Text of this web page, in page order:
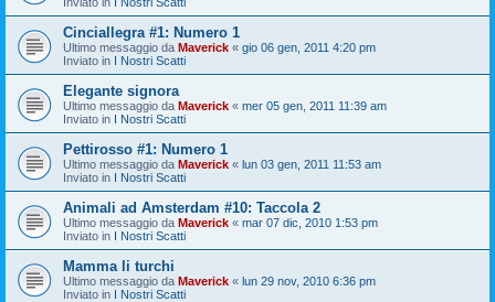
Cinciallegra #1: Numero 1
Ultimo messaggio da Maverick « gio 06 gen, 2011 4:20 pm
Inviato in I Nostri Scatti
Elegante signora
Ultimo messaggio da Maverick « mer 05 gen, 2011 11:39 am
Inviato in I Nostri Scatti
Pettirosso #1: Numero 1
Ultimo messaggio da Maverick « lun 03 gen, 2011 11:53 am
Inviato in I Nostri Scatti
Animali ad Amsterdam #10: Taccola 2
Ultimo messaggio da Maverick « mar 07 dic, 2010 1:53 pm
Inviato in I Nostri Scatti
Mamma li turchi
Ultimo messaggio da Maverick « lun 29 nov, 2010 6:36 pm
Inviato in I Nostri Scatti